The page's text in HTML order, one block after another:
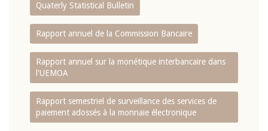
Quaterly Statistical Bulletin
Rapport annuel de la Commission Bancaire
Rapport annuel sur la monétique interbancaire dans
l'UEMOA
Rapport semestriel de surveillance des services de
paiement adossés à la monnaie électronique